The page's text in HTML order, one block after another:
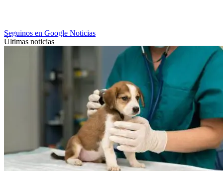
Seguinos en Google Noticias
Últimas noticias